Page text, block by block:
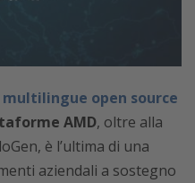
multilingue open source
AMD, oltre alla
è l’ultima di una
aziendali a sostegno